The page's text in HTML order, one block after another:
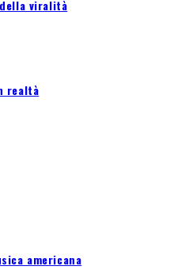
viralità
realtà
americana